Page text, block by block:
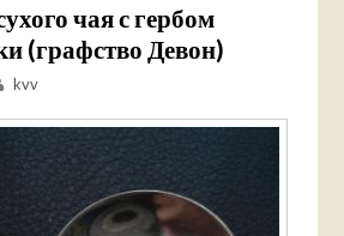
чая с гербом
(графство Девон)
kvv